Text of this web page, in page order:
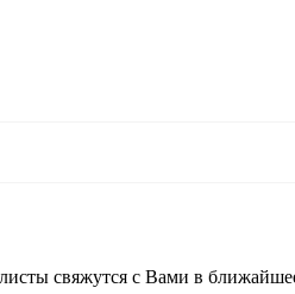
свяжутся с Вами в